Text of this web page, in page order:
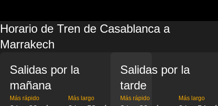
Horario de Tren de Casablanca a
Marrakech
Salidas por la
mañana
Más rápido Más largo
Salidas por la
tarde
Más rápido Más largo